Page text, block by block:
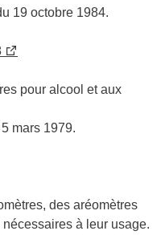
19 octobre 1984.
pour alcool et aux
mars 1979.
des aréomètres
à leur usage.